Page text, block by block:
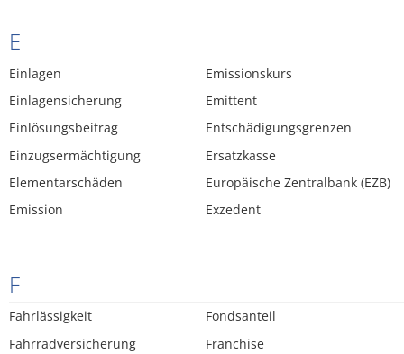
E
Einlagen
Einlagensicherung
Einlösungsbeitrag
Einzugsermächtigung
Elementarschäden
Emission
Emissionskurs
Emittent
Entschädigungsgrenzen
Ersatzkasse
Europäische Zentralbank (EZB)
Exzedent
F
Fahrlässigkeit
Fahrradversicherung
Fondsanteil
Franchise